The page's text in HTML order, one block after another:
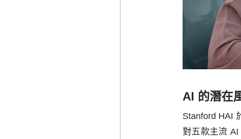
AI 的潛在
Stanford HAI
對五款主流